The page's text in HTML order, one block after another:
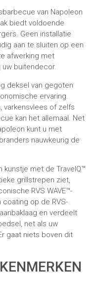
van Napoleon
biedt voldoende
Geen installatie
aan te sluiten op een
afwerking met
buitendecor.
deksel van gegoten
ervaring.
varkensvlees of zelfs
kan het allemaal. Net
kunt u met
nauwkeurig de
met de TravelQ™
grillstrepen ziet,
RVS WAVE™-
op de RVS-
en verdeelt
net als uw
gaat niets boven dit